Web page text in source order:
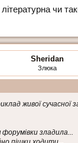
чи
Sheridan
Злюка
живої сучасної
зладила...